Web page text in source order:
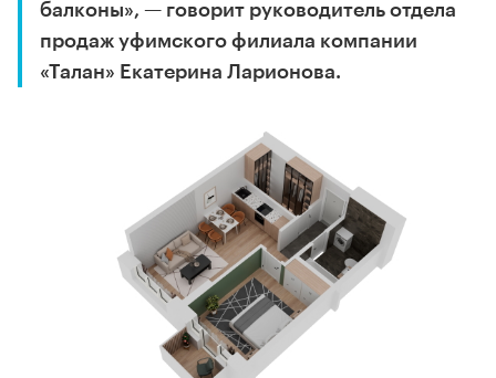
балконы», — говорит руководитель отдела
продаж уфимского филиала компании
«Талан» Екатерина Ларионова.